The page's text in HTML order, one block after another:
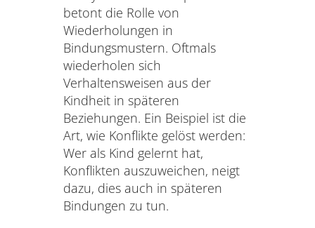
betont die Rolle von
Wiederholungen in
Bindungsmustern. Oftmals
wiederholen sich
Verhaltensweisen aus der
Kindheit in späteren
Beziehungen. Ein Beispiel ist die
Art, wie Konflikte gelöst werden:
Wer als Kind gelernt hat,
Konflikten auszuweichen, neigt
dazu, dies auch in späteren
Bindungen zu tun.